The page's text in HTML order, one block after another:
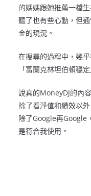
的媽媽跟她推薦一檔
聽了也有些心動，但
金的現況。
在搜尋的過程中，幾
「富蘭克林坦伯頓穩
說真的MoneyDJ的內
除了看淨值和績效以
除了Google再Google
是符合我使用。